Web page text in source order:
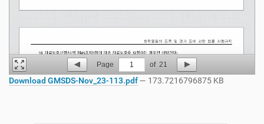
Page 1 of 21
Download GMSDS-Nov_23-113.pdf— 173.7216796875 KB